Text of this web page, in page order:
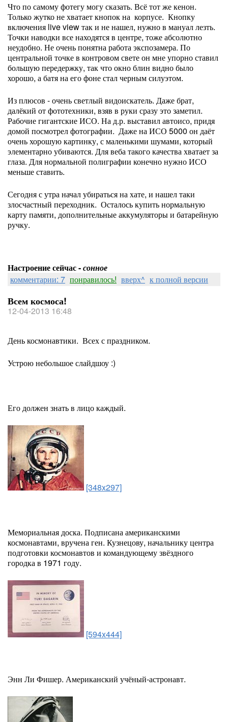
Что по самому фотегу могу сказать. Всё тот же кенон.
Только жутко не хватает кнопок на корпусе. Кнопку
включения live view так и не нашел, нужно в мануал лезть.
Точки наводки все находятся в центре, тоже абсолютно
неудобно. Не очень понятна работа экспозамера. По
центральной точке в контровом свете он мне упорно ставил
большую передержку, так что окно блин видно было
хорошо, а батя на его фоне стал черным силуэтом.
Из плюсов - очень светлый видоискатель. Даже брат,
далёкий от фототехники, взяв в руки сразу это заметил.
Рабочие гигантские ИСО. На д.р. выставил автоисо, придя
домой посмотрел фотографии. Даже на ИСО 5000 он даёт
очень хорошую картинку, с маленькими шумами, который
элементарно убиваются. Для веба такого качества хватает за
глаза. Для нормальной полиграфии конечно нужно ИСО
меньше ставить.
Сегодня с утра начал убираться на хате, и нашел таки
злосчастный переходник. Осталось купить нормальную
карту памяти, дополнительные аккумуляторы и батарейную
ручку.
Настроение сейчас -сонное
комментарии: 7 понравилось! вверх^ к полной версии
Всем космоса!
12-04-2013 16:48
День космонавтики. Всех с праздником.
Устрою небольшое слайдшоу :)
Его должен знать в лицо каждый.
[348x297]
Мемориальная доска. Подписана американскими
космонавтами, вручена ген. Кузнецову, начальнику центра
подготовки космонавтов и командующему звёздного
городка в 1971 году.
[594x444]
Энн Ли Фишер. Американский учёный-астронавт.